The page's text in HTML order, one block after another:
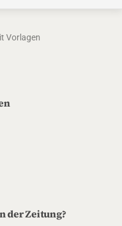
Vorlagen
der Zeitung?